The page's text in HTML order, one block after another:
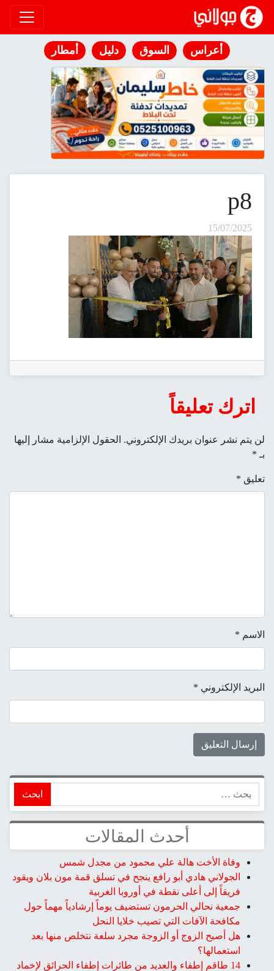
انتقل إلى المحتوى
أعراس السوق دليل أمطار
p8
15/07/2025
اترك تعليقاً
لن يتم نشر عنوان بريدك الإلكتروني. الحقول الإلزامية مشار إليها
بـ *
تعليق *
الاسم *
البريد الإلكتروني *
أحدث المقالات
وفاة الأخت هالة علي محمود من مجدل شمس
الجولاني هادي أبو رافع ينجح في تسلق قمة مون بلان ويقود
فريقاً إلى أعلى نقطة في أوروبا الغربية
جمعية نحالي الحرمون تستضيف يوماً إرشادياً مهماً حول
مكافحة الآفات التي تصيب خلايا النحل
هل أصبح الزوج أو الزوجة مجرد سلعة نتخلص منها بعد
استعمالها؟
14 طاقم إطفاء والعديد من طائرات إطفاء الحرائق لإخماد